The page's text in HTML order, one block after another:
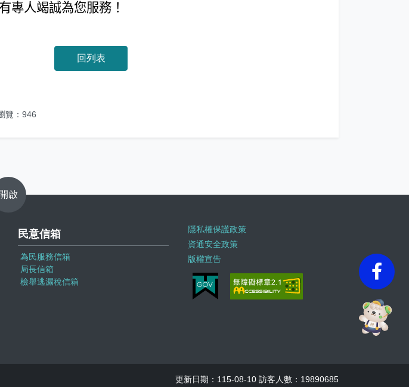
專人竭誠為您服務！
回列表
覽：946
開啟
民意信箱
為民服務信箱
局長信箱
檢舉逃漏稅信箱
隱私權保護政策
資通安全政策
版權宣告
更新日期：115-08-10 訪客人數：19890685